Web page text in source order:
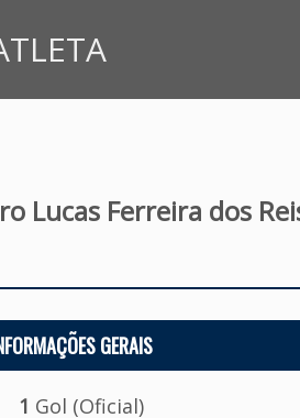
Lucas Ferreira dos
GERAIS
1 Gol (Oficial)